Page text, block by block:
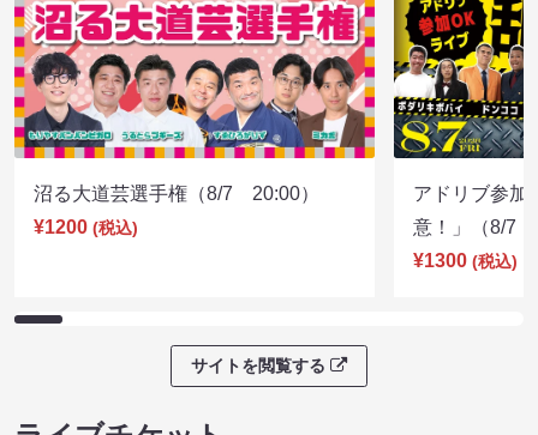
沼る大道芸選手権（8/7 20:00）
¥1200 (税込)
アドリブ参加
意！」（8/7
¥1300 (税込)
サイトを閲覧する